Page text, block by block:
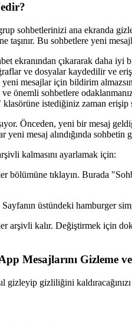
sohbetlerinizi ana ekranda
Bu sohbetlere yeni
ekranından çıkararak daha iyi
ve dosyalar kaydedilir ve
mesajlar için bildirim
önemli sohbetlere
istediğiniz zaman erişip
Önceden, yeni bir mesaj
yeni mesaj alındığında
kalmasını ayarlamak için:
bölümüne tıklayın. Burada
üstündeki hamburger
arşivli kalır. Değiştirmek için
Mesajlarını Gizleme
gizliliğini kaldıracağınızı